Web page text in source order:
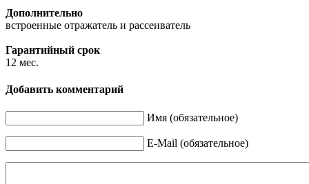
Дополнительно
встроенные отражатель и рассеиватель
Гарантийный срок
12 мес.
Добавить комментарий
Имя (обязательное)
E-Mail (обязательное)